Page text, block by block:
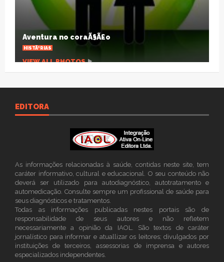
TraiÃ§Ã£o nÃ£o Ã© sÃ³ sexual
ARTIGOS
VIEW ALL PHOTOS
EDITORA
As informações relacionadas à saúde, contidas neste site, tem
caráter informativo, cultural e educacional. O seu conteúdo não
deverá ser utilizado para autodiagnóstico, autotratamento e
automedicação. Consulte sempre um profissional de saúde para
seus diagnósticos e tratamentos.
Todas as informações publicadas nestes portais são de
responsabilidade de seus autores e não refletem
necessariamente a opinião da IAOL. São textos de caráter
jornalístico para informar e atuallizar os leitores; divulgados por
instituições de terceiros, assessorias de imprensa e autores
especializados independentes.